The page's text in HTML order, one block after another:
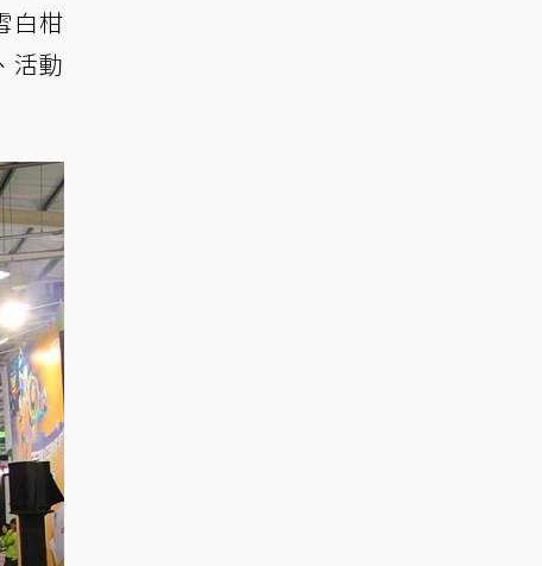
白柑
活動